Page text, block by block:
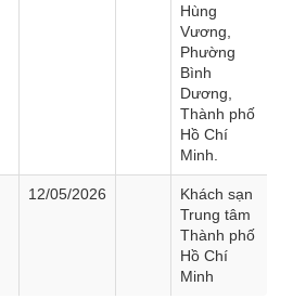
Hùng
Vương,
Phường
Bình
Dương,
Thành phố
Hồ Chí
Minh.
12/05/2026
Khách sạn
Trung tâm
Thành phố
Hồ Chí
Minh